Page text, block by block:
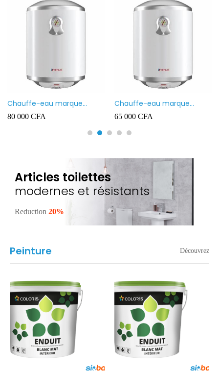
Chauffe-eau marque
VENUS 80L
80 000 CFA
Chauffe-eau marque
VENUS 50L
65 000 CFA
Articles toilettes
modernes et résistants
Reduction 20%
Peinture Découvrez